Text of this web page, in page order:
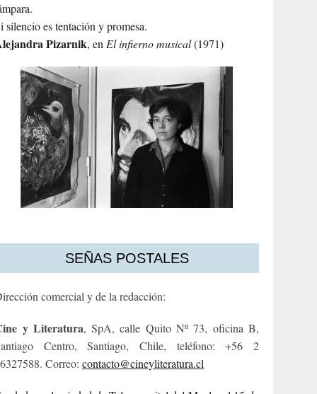
silencio es tentación y promesa.
Pizarnik, enEl infierno musical(1971)
SEÑAS POSTALES
comercial y de la redacción:
y Literatura, SpA, calle Quito Nº 73, oficina B,
Centro, Santiago, Chile, teléfono: +56 2
Correo:contacto@cineyliteratura.cl